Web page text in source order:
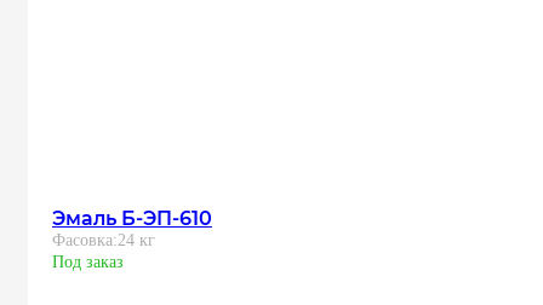
Эмаль Б-ЭП-610
Фасовка:24 кг
Под заказ